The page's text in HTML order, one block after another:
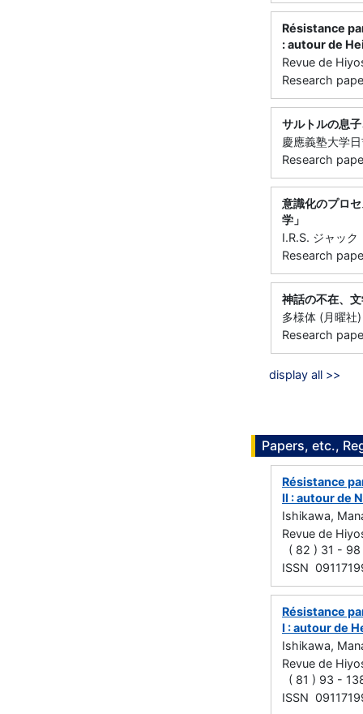
Résistance
: autour de
Revue de
Research
サルトルの息
慶應義塾大学
Research
意識化のプロ
学」
I.R.S. ジャッ
Research
神話の不在、
多様体 (月曜
Research
display all >>
Papers, etc.,
Résistance
II : autour de
Ishikawa,
Revue de
( 82 ) 31 -
ISSN
Résistance
I : autour de
Ishikawa,
Revue de
( 81 ) 93 -
ISSN